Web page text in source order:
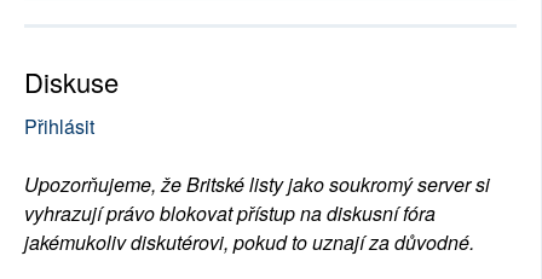
Diskuse
Přihlásit
Upozorňujeme, že Britské listy jako soukromý server si
vyhrazují právo blokovat přístup na diskusní fóra
jakémukoliv diskutérovi, pokud to uznají za důvodné.